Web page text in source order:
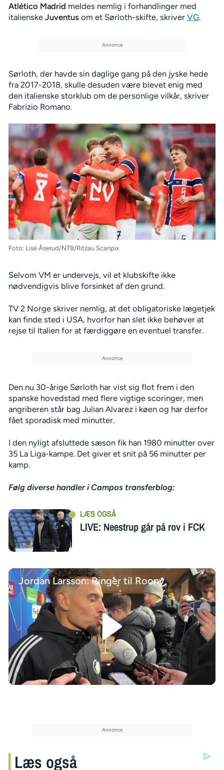
Atlético Madrid meldes nemlig i forhandlinger med
italienske Juventus om et Sørloth-skifte, skriver VG.
Sørloth, der havde sin daglige gang på den jyske hede
fra 2017-2018, skulle desuden være blevet enig med
den italienske storklub om de personlige vilkår, skriver
Fabrizio Romano.
Foto: Lise Åserud/NTB/Ritzau Scanpix
Selvom VM er undervejs, vil et klubskifte ikke
nødvendigvis blive forsinket af den grund.
TV 2 Norge skriver nemlig, at det obligatoriske lægetjek
kan finde sted i USA, hvorfor han slet ikke behøver at
rejse til Italien for at færdiggøre en eventuel transfer.
Den nu 30-årige Sørloth har vist sig flot frem i den
spanske hovedstad med flere vigtige scoringer, men
angriberen står bag Julian Alvarez i køen og har derfor
fået sporadisk med minutter.
I den nyligt afsluttede sæson fik han 1980 minutter over
35 La Liga-kampe. Det giver et snit på 56 minutter per
kamp.
Følg diverse handler i Campos transferblog:
LIVE: Neestrup går på rov i FCK
Jordan Larsson: Ringer til Roony